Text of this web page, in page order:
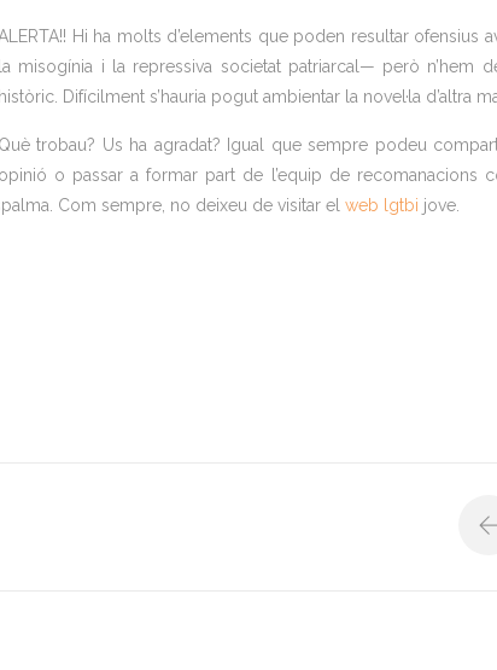
Hi ha molts d’elements que poden resultar ofensius
la misogínia i la repressiva societat patriarcal— però n’hem
històric. Difícilment s’hauria pogut ambientar la novel·la d’altra
Què trobau? Us ha agradat? Igual que sempre podeu
opinió o passar a formar part de l’equip de recomanacions
Com sempre, no deixeu de visitar el web lgtbi jove.